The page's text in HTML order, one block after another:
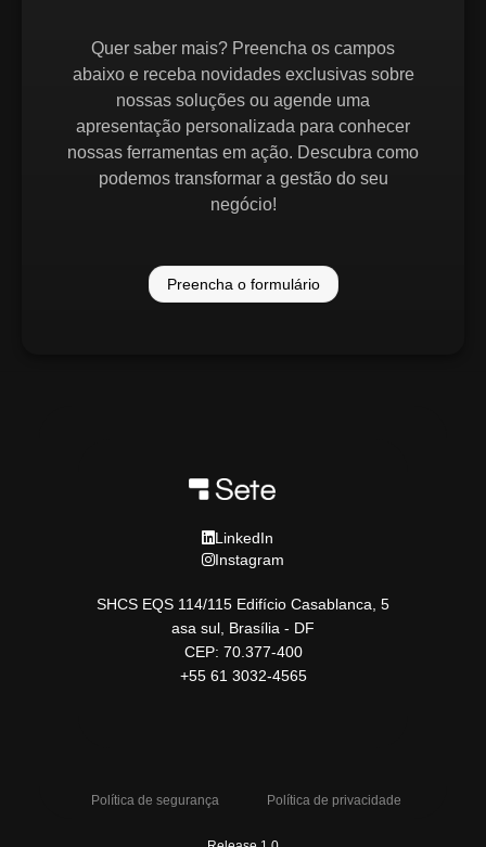
Quer saber mais? Preencha os campos
abaixo e receba novidades exclusivas sobre
nossas soluções ou agende uma
apresentação personalizada para conhecer
nossas ferramentas em ação. Descubra como
podemos transformar a gestão do seu
negócio!
Preencha o formulário
LinkedIn
Instagram
SHCS EQS 114/115 Edifício Casablanca, 5
asa sul, Brasília - DF
CEP: 70.377-400
+55 61 3032-4565
Política de segurança Política de privacidade